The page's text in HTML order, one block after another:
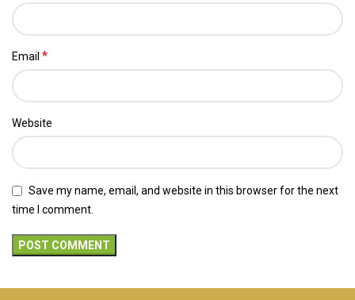
Email *
Website
Save my name, email, and website in this browser for the next
time I comment.